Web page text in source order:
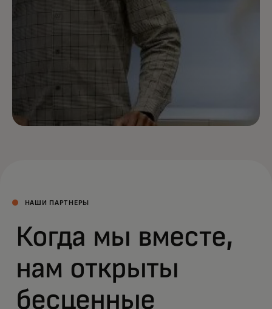
НАШИ ПАРТНЕРЫ
Когда мы вместе,
нам открыты
бесценные